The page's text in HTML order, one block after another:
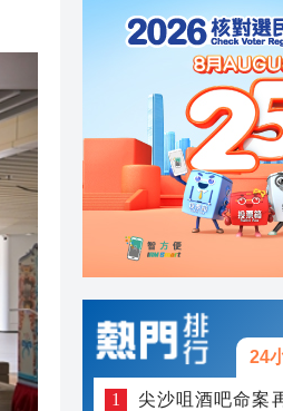
08:20
00:19
24
尖沙咀酒吧命案